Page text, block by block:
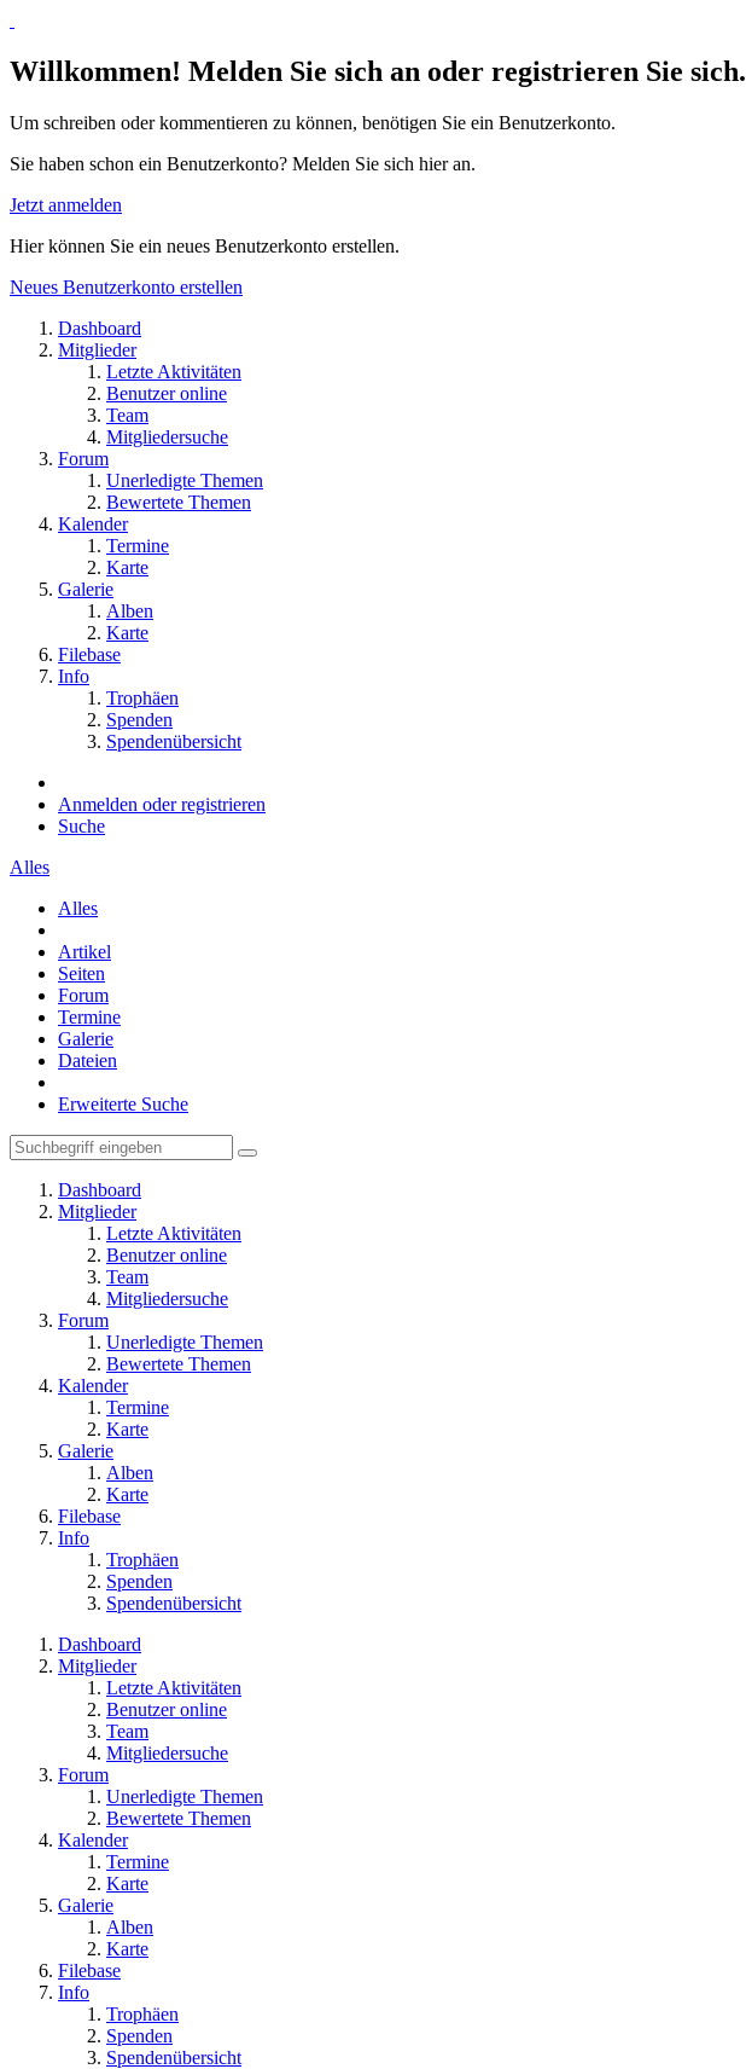
Willkommen! Melden Sie sich an oder registrieren Sie sich.
Um schreiben oder kommentieren zu können, benötigen Sie ein Benutzerkonto.
Sie haben schon ein Benutzerkonto? Melden Sie sich hier an.
Jetzt anmelden
Hier können Sie ein neues Benutzerkonto erstellen.
Neues Benutzerkonto erstellen
Dashboard
Mitglieder
Letzte Aktivitäten
Benutzer online
Team
Mitgliedersuche
Forum
Unerledigte Themen
Bewertete Themen
Kalender
Termine
Karte
Galerie
Alben
Karte
Filebase
Info
Trophäen
Spenden
Spendenübersicht
Anmelden oder registrieren
Suche
Alles
Alles
Artikel
Seiten
Forum
Termine
Galerie
Dateien
Erweiterte Suche
Dashboard
Mitglieder
Letzte Aktivitäten
Benutzer online
Team
Mitgliedersuche
Forum
Unerledigte Themen
Bewertete Themen
Kalender
Termine
Karte
Galerie
Alben
Karte
Filebase
Info
Trophäen
Spenden
Spendenübersicht
Dashboard
Mitglieder
Letzte Aktivitäten
Benutzer online
Team
Mitgliedersuche
Forum
Unerledigte Themen
Bewertete Themen
Kalender
Termine
Karte
Galerie
Alben
Karte
Filebase
Info
Trophäen
Spenden
Spendenübersicht